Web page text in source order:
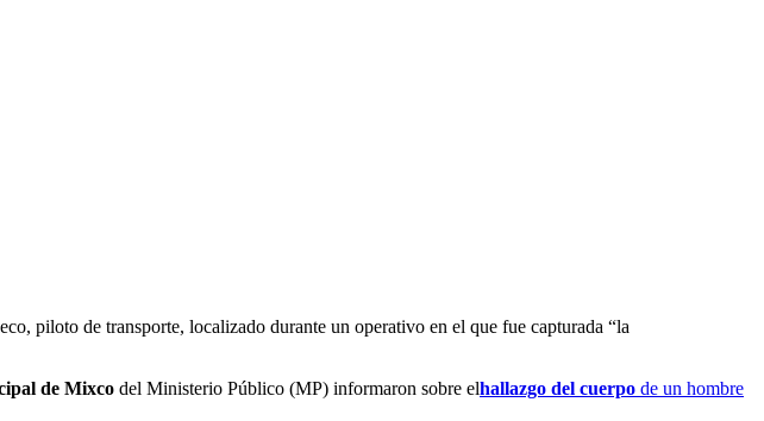
piloto de transporte, localizado durante un operativo en el que fue capturada “la
de Mixco del Ministerio Público (MP) informaron sobre elhallazgo del cuerpo de un hombre